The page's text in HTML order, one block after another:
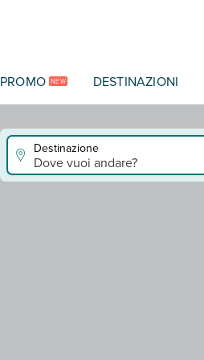
PROMO NEW DESTINAZIONI
Destinazione
Dove vuoi andare?